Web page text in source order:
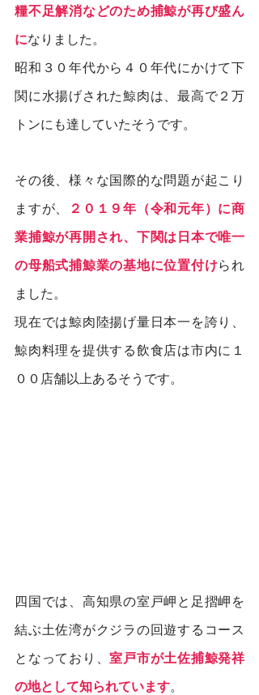
糧不足解消などのため捕鯨が再び盛ん
になりました。
昭和３０年代から４０年代にかけて下
関に水揚げされた鯨肉は、最高で２万
トンにも達していたそうです。
その後、様々な国際的な問題が起こり
ますが、
２０１９年（令和元年）に商
業捕鯨が再開され、下関は日本で唯一
の母船式捕鯨業の基地に位置付けられ
ました。
現在では鯨肉陸揚げ量日本一を誇り、
鯨肉料理を提供する飲食店は市内に１
００店舗以上あるそうです。
四国では、高知県の室戸岬と足摺岬を
結ぶ土佐湾がクジラの回遊するコース
となっており、室戸市が土佐捕鯨発祥
の地として知られています。